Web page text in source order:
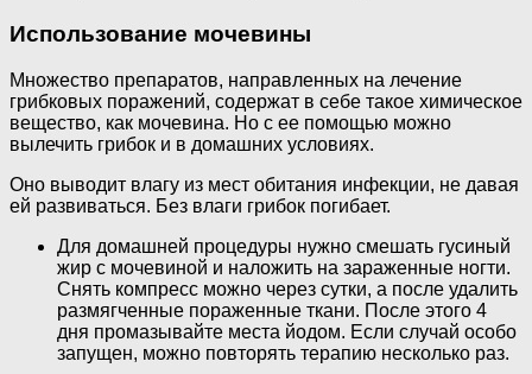
Использование мочевины
Множество препаратов, направленных на лечение
грибковых поражений, содержат в себе такое химическое
вещество, как мочевина. Но с ее помощью можно
вылечить грибок и в домашних условиях.
Оно выводит влагу из мест обитания инфекции, не давая
ей развиваться. Без влаги грибок погибает.
Для домашней процедуры нужно смешать гусиный
жир с мочевиной и наложить на зараженные ногти.
Снять компресс можно через сутки, а после удалить
размягченные пораженные ткани. После этого 4
дня промазывайте места йодом. Если случай особо
запущен, можно повторять терапию несколько раз.